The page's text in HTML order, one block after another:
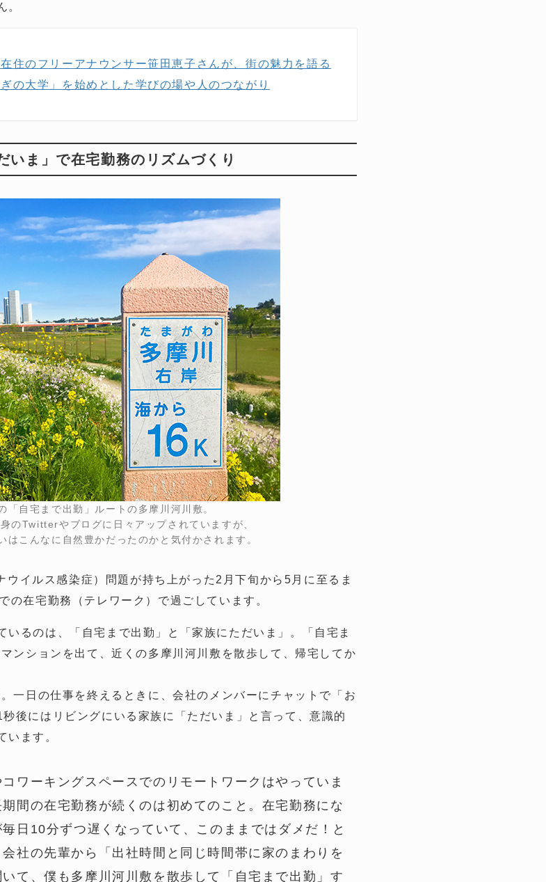
。
住のフリーアナウンサー笹田恵子さんが、街の魅力を語る
の大学」を始めとした学びの場や人のつながり
いま」で在宅勤務のリズムづくり
「自宅まで出勤」ルートの多摩川河川敷。
のTwitterやブログに日々アップされていますが、
はこんなに自然豊かだったのかと気付かされます。
イルス感染症）問題が持ち上がった2月下旬から5月に至るま
の在宅勤務（テレワーク）で過ごしています。
いるのは、「自宅まで出勤」と「家族にただいま」。「自宅ま
ンションを出て、近くの多摩川河川敷を散歩して、帰宅してか
一日の仕事を終えるときに、会社のメンバーにチャットで「お
後にはリビングにいる家族に「ただいま」と言って、意識的
います。
ワーキングスペースでのリモートワークはやっていま
間の在宅勤務が続くのは初めてのこと。在宅勤務にな
日10分ずつ遅くなっていて、このままではダメだ！と
社の先輩から「出社時間と同じ時間帯に家のまわりを
て、僕も多摩川河川敷を散歩して「自宅まで出勤」す